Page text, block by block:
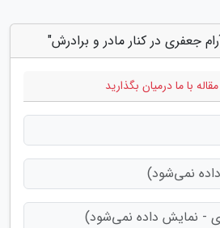
جعفری در کنار مادر و برادرش"
با ما درمیان بگذارید